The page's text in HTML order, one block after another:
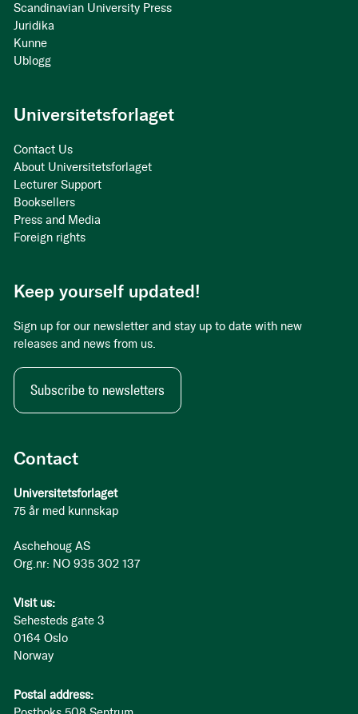
Contact
Universitetsforlaget
75 år med kunnskap
Aschehoug AS
Org.nr: NO 935 302 137
Visit us:
Sehesteds gate 3
0164 Oslo
Norway
Postal address:
Scandinavian University Press
Juridika
Kunne
Ublogg
Universitetsforlaget
Contact Us
About Universitetsforlaget
Lecturer Support
Booksellers
Press and Media
Foreign rights
Keep yourself updated!
Sign up for our newsletter and stay up to date with new
releases and news from us.
Subscribe to newsletters